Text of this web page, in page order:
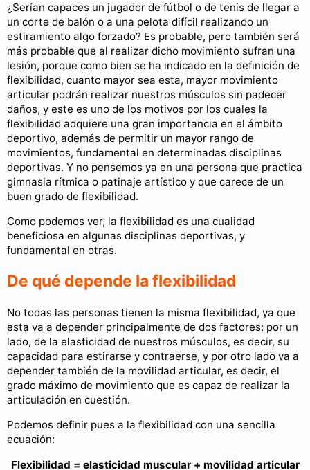
¿Serían capaces un jugador de fútbol o de tenis de llegar a
un corte de balón o a una pelota difícil realizando un
estiramiento algo forzado? Es probable, pero también será
más probable que al realizar dicho movimiento sufran una
lesión, porque como bien se ha indicado en la definición de
flexibilidad, cuanto mayor sea esta, mayor movimiento
articular podrán realizar nuestros músculos sin padecer
daños, y este es uno de los motivos por los cuales la
flexibilidad adquiere una gran importancia en el ámbito
deportivo, además de permitir un mayor rango de
movimientos, fundamental en determinadas disciplinas
deportivas. Y no pensemos ya en una persona que practica
gimnasia rítmica o patinaje artístico y que carece de un
buen grado de flexibilidad.
Como podemos ver, la flexibilidad es una cualidad
beneficiosa en algunas disciplinas deportivas, y
fundamental en otras.
De qué depende la flexibilidad
No todas las personas tienen la misma flexibilidad, ya que
esta va a depender principalmente de dos factores: por un
lado, de la elasticidad de nuestros músculos, es decir, su
capacidad para estirarse y contraerse, y por otro lado va a
depender también de la movilidad articular, es decir, el
grado máximo de movimiento que es capaz de realizar la
articulación en cuestión.
Podemos definir pues a la flexibilidad con una sencilla
ecuación:
Flexibilidad = elasticidad muscular + movilidad articular